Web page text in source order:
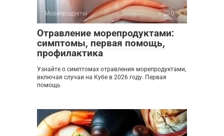
Морепродукты 0
Отравление морепродуктами:
симптомы, первая помощь,
профилактика
Узнайте о симптомах отравления морепродуктами,
включая случаи на Кубе в 2026 году. Первая
помощь